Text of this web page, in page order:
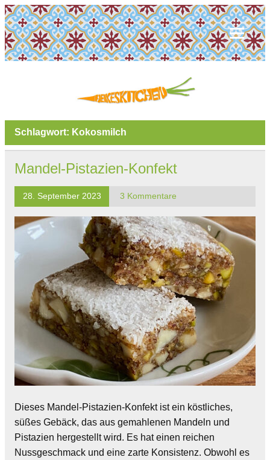
Schlagwort: Kokosmilch
Mandel-Pistazien-Konfekt
28. September 2023 3 Kommentare
Dieses Mandel-Pistazien-Konfekt ist ein köstliches,
süßes Gebäck, das aus gemahlenen Mandeln und
Pistazien hergestellt wird. Es hat einen reichen
Nussgeschmack und eine zarte Konsistenz. Obwohl es